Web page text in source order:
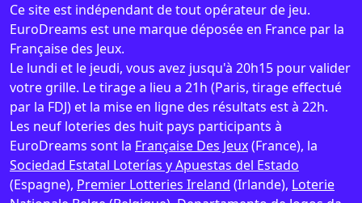
Ce site est indépendant de tout opérateur de jeu.
EuroDreams est une marque déposée en France par la
Française des Jeux.
Le lundi et le jeudi, vous avez jusqu'à 20h15 pour valider
votre grille. Le tirage a lieu a 21h (Paris, tirage effectué
par la FDJ) et la mise en ligne des résultats est à 22h.
Les neuf loteries des huit pays participants à
EuroDreams sont la Française Des Jeux(France), la
Sociedad Estatal Loterías y Apuestas del Estado
(Espagne), Premier Lotteries Ireland (Irlande), Loterie